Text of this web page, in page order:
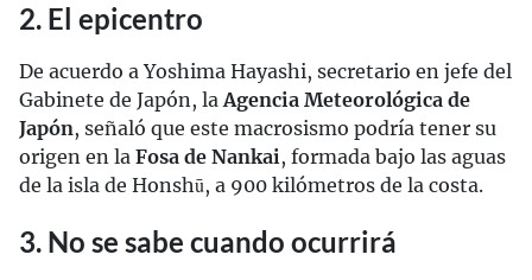
2. El epicentro
De acuerdo a Yoshima Hayashi, secretario en jefe del
Gabinete de Japón, la Agencia Meteorológica de
Japón, señaló que este macrosismo podría tener su
origen en la Fosa de Nankai , formada bajo las aguas
de la isla de Honshū, a 900 kilómetros de la costa.
3. No se sabe cuando ocurrirá